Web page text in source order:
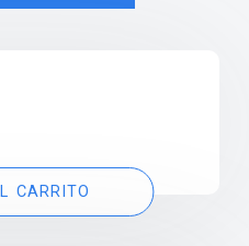
CARRITO